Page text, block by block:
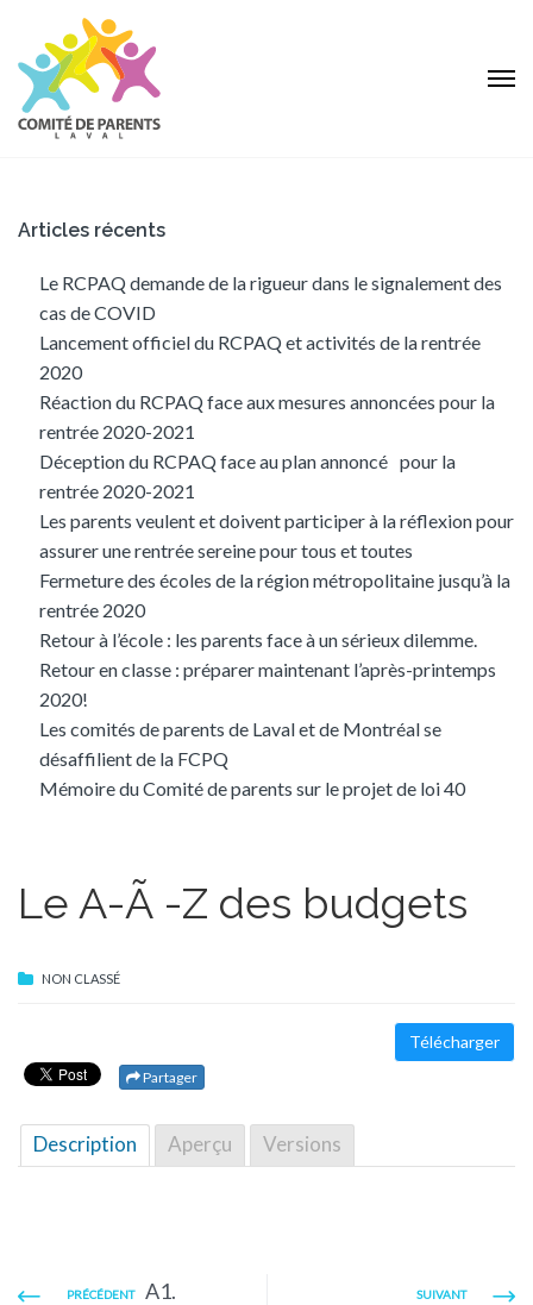
Articles récents
Le RCPAQ demande de la rigueur dans le signalement des
cas de COVID
Lancement officiel du RCPAQ et activités de la rentrée
2020
Réaction du RCPAQ face aux mesures annoncées pour la
rentrée 2020-2021
Déception du RCPAQ face au plan annoncé pour la
rentrée 2020-2021
Les parents veulent et doivent participer à la réflexion pour
assurer une rentrée sereine pour tous et toutes
Fermeture des écoles de la région métropolitaine jusqu’à la
rentrée 2020
Retour à l’école : les parents face à un sérieux dilemme.
Retour en classe : préparer maintenant l’après-printemps
2020!
Les comités de parents de Laval et de Montréal se
désaffilient de la FCPQ
Mémoire du Comité de parents sur le projet de loi 40
Le A-Ã -Z des budgets
NON CLASSÉ
Télécharger
Partager
Description Aperçu Versions
PRÉCÉDENT
A1.
SUIVANT